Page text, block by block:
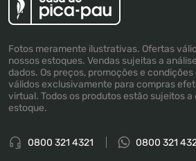
Fotos meramente ilustrativas. Ofertas
nossos estoques. Vendas sujeitas a
dados. Os preços, promoções e
válidos exclusivamente para compras
virtual. Todos os produtos estão sujeitos a
estoque.
0800 321 4321 0800 321